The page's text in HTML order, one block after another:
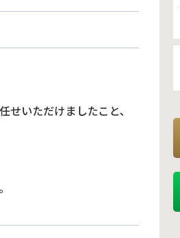
いただけましたこと、